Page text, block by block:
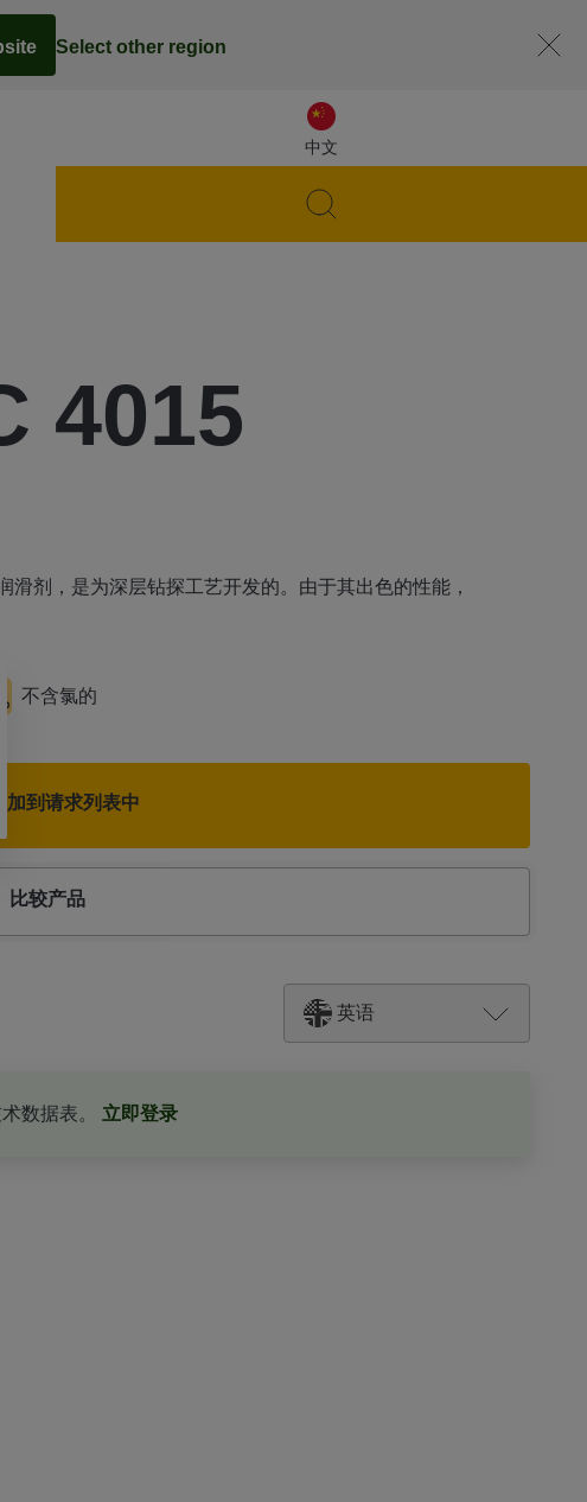
中文
Select other region
4015
剂，是为深层钻探工艺开发的。由于其出色的性能，
不含氯的
加到请求列表中
比较产品
英语
数据表。 立即登录